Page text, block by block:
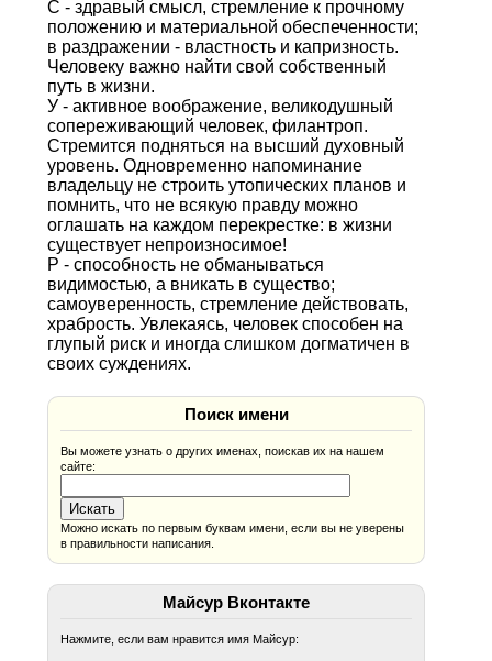
С - здравый смысл, стремление к прочному
положению и материальной обеспеченности;
в раздражении - властность и капризность.
Человеку важно найти свой собственный
путь в жизни.
У - активное воображение, великодушный
сопереживающий человек, филантроп.
Стремится подняться на высший духовный
уровень. Одновременно напоминание
владельцу не строить утопических планов и
помнить, что не всякую правду можно
оглашать на каждом перекрестке: в жизни
существует непроизносимое!
Р - способность не обманываться
видимостью, а вникать в существо;
самоуверенность, стремление действовать,
храбрость. Увлекаясь, человек способен на
глупый риск и иногда слишком догматичен в
своих суждениях.
Поиск имени
Вы можете узнать о других именах, поискав их на нашем
сайте:
Можно искать по первым буквам имени, если вы не уверены
в правильности написания.
Майсур Вконтакте
Нажмите, если вам нравится имя Майсур: